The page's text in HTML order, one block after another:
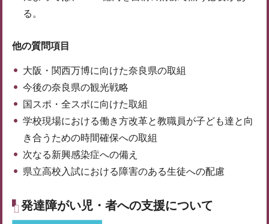
る。
他の質問項目
大阪・関西万博に向けた奈良県の取組
今後の奈良県の観光戦略
国スポ・全スポに向けた取組
学校現場における働き方改革と教職員が子ども達と向
き合うための時間確保への取組
次なる新興感染症への備え
県立高校入試における障害のある生徒への配慮
発達障がい児・者への支援について